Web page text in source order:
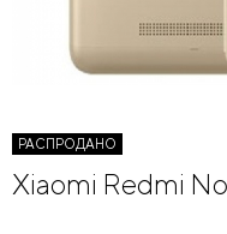
РАСПРОДАНО
Xiaomi Redmi